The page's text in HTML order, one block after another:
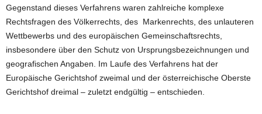
Gegenstand dieses Verfahrens waren zahlreiche komplexe
Rechtsfragen des Völkerrechts, des Markenrechts, des unlauteren
Wettbewerbs und des europäischen Gemeinschaftsrechts,
insbesondere über den Schutz von Ursprungsbezeichnungen und
geografischen Angaben. Im Laufe des Verfahrens hat der
Europäische Gerichtshof zweimal und der österreichische Oberste
Gerichtshof dreimal – zuletzt endgültig – entschieden.